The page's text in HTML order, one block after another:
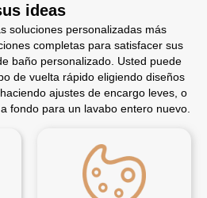
ideas
soluciones personalizadas más
completas para satisfacer sus
baño personalizado. Usted puede
de vuelta rápido eligiendo diseños
ajustes de encargo leves, o
fondo para un lavabo entero nuevo.